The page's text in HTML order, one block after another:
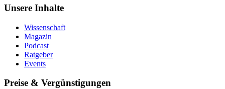
Unsere Inhalte
Wissenschaft
Magazin
Podcast
Ratgeber
Events
Preise & Vergünstigungen